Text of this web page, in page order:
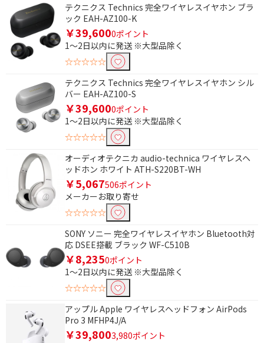
テクニクス Technics 完全ワイヤレスイヤホン ブラ
ック EAH-AZ100-K
￥39,6000ポイント
1～2日以内に発送 ※大型品除く
☆☆☆☆☆
テクニクス Technics 完全ワイヤレスイヤホン シル
バー EAH-AZ100-S
￥39,6000ポイント
1～2日以内に発送 ※大型品除く
☆☆☆☆☆
オーディオテクニカ audio-technica ワイヤレスヘ
ッドホン ホワイト ATH-S220BT-WH
￥5,067506ポイント
メーカーお取り寄せ
☆☆☆☆☆
SONY ソニー 完全ワイヤレスイヤホン Bluetooth対
応 DSEE搭載 ブラック WF-C510B
￥8,2350ポイント
1～2日以内に発送 ※大型品除く
☆☆☆☆☆
アップル Apple ワイヤレスヘッドフォン AirPods
Pro 3 MFHP4J/A
￥39,8003,980ポイント
ノイズキャンセリング機能で絞り込む
ノイズキャンセリング
対応
骨伝導で絞り込む
骨伝導
Bluetoothマルチペアリングで絞り込む
9台
3台
2台
非対応
ヘッドホン
充電端子で絞り込む
microUSB
USB Type-C
ワイヤレス充電
ドライバで絞り込む
ダイナミック